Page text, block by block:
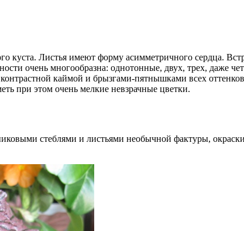
куста. Листья имеют форму асимметричного сердца.
очень многообразна: однотонные, двух, трех, даже
контрастной каймой и брызгами-пятнышками всех
при этом очень мелкие невзрачные цветки.
стеблями и листьями необычной фактуры,